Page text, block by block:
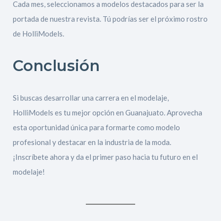
Cada mes, seleccionamos a modelos destacados para ser la
portada de nuestra revista. Tú podrías ser el próximo rostro
de HolliModels.
Conclusión
Si buscas desarrollar una carrera en el modelaje,
HolliModels es tu mejor opción en Guanajuato. Aprovecha
esta oportunidad única para formarte como modelo
profesional y destacar en la industria de la moda.
¡Inscríbete ahora y da el primer paso hacia tu futuro en el
modelaje!